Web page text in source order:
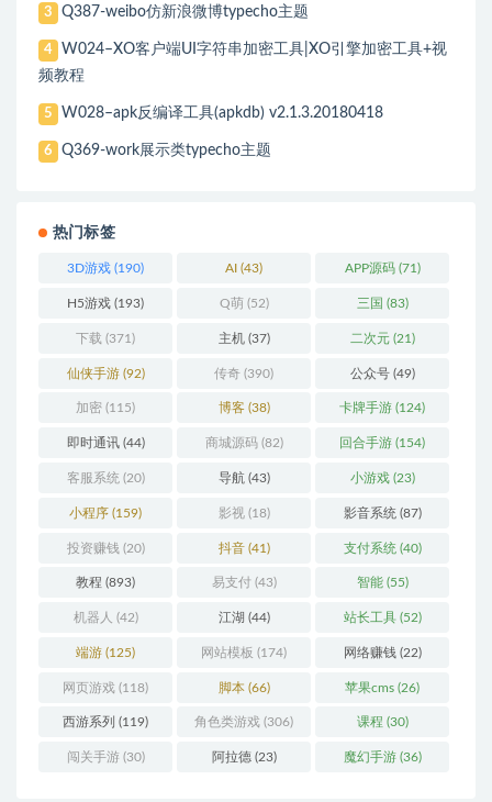
3 Q387-weibo仿新浪微博typecho主题
4
W024–XO客户端UI字符串加密工具|XO引擎加密工具+视
频教程
5 W028–apk反编译工具(apkdb) v2.1.3.20180418
6 Q369-work展示类typecho主题
热门标签
3D游戏 (190) AI (43) APP源码(71)
H5游戏 (193) Q萌(52) 三国 (83)
下载 (371) 主机(37) 二次元(21)
仙侠手游(92) 传奇 (390) 公众号(49)
加密 (115) 博客(38) 卡牌手游 (124)
即时通讯(44) 商城源码(82) 回合手游 (154)
客服系统 (20) 导航(43) 小游戏(23)
小程序 (159) 影视(18) 影音系统 (87)
投资赚钱 (20) 抖音(41) 支付系统 (40)
教程 (893) 易支付(43) 智能(55)
机器人 (42) 江湖 (44) 站长工具(52)
端游 (125) 网站模板 (174) 网络赚钱(22)
网页游戏 (118) 脚本(66) 苹果cms (26)
西游系列 (119) 角色类游戏 (306) 课程 (30)
闯关手游(30) 阿拉德(23) 魔幻手游(36)